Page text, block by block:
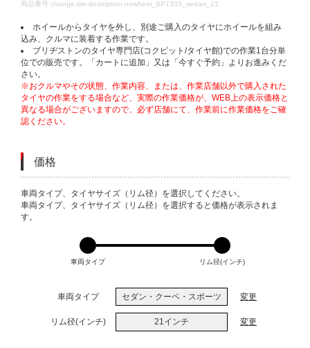
商品番号 change-tire-desorption-nowheel_SP7303_sedan_21
ホイールからタイヤを外し、別途ご購入のタイヤにホイールを組み
込み、クルマに装着する作業です。
ブリヂストンのタイヤ専門店(コクピット/タイヤ館)での作業1台分単
位での販売です。「カートに追加」又は「今すぐ予約」よりお進みくだ
さい。
※おクルマやその状態、作業内容、または、作業店舗以外で購入された
タイヤの作業をする場合など、実際の作業価格が、WEB上の表示価格と
異なる場合がございますので、必ず店舗にて、作業前に作業価格をご確
認ください。
価格
VARIATIONS
車両タイプ、タイヤサイズ（リム径）を選択してください。
車両タイプ、タイヤサイズ（リム径）を選択すると価格が表示されま
す。
車両タイプ リム径(インチ)
車両タイプ セダン・クーペ・スポーツ 変更
リム径(インチ) 21インチ 変更